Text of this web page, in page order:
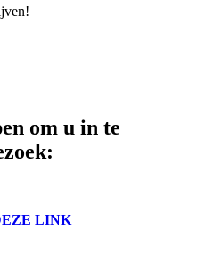
om u in te
LINK